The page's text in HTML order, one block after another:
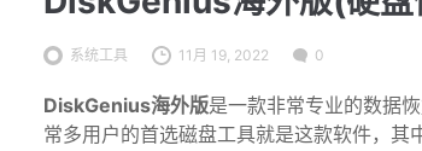
系统工具 11月 19, 2022 0
DiskGenius海外版是一款非常专业的数据
常多用户的首选磁盘工具就是这款软件，